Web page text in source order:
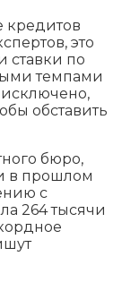
кредитов
это
ставки по
темпами
обставить
бюро,
в прошлом
с
264 тысячи